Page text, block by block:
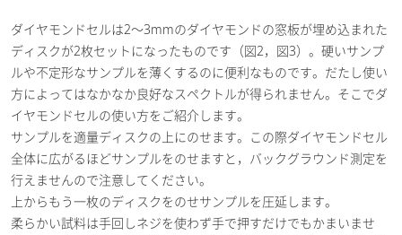
ダイヤモンドセルは2〜3mmのダイヤモンドの窓板が埋め込まれた
ディスクが2枚セットになったものです（図2，図3）。硬いサンプ
ルや不定形なサンプルを薄くするのに便利なものです。だたし使い
方によってはなかなか良好なスペクトルが得られません。そこでダ
イヤモンドセルの使い方をご紹介します。
サンプルを適量ディスクの上にのせます。この際ダイヤモンドセル
全体に広がるほどサンプルをのせますと，バックグラウンド測定を
行えませんので注意してください。
上からもう一枚のディスクをのせサンプルを圧延します。
柔らかい試料は手回しネジを使わず手で押すだけでもかまいませ